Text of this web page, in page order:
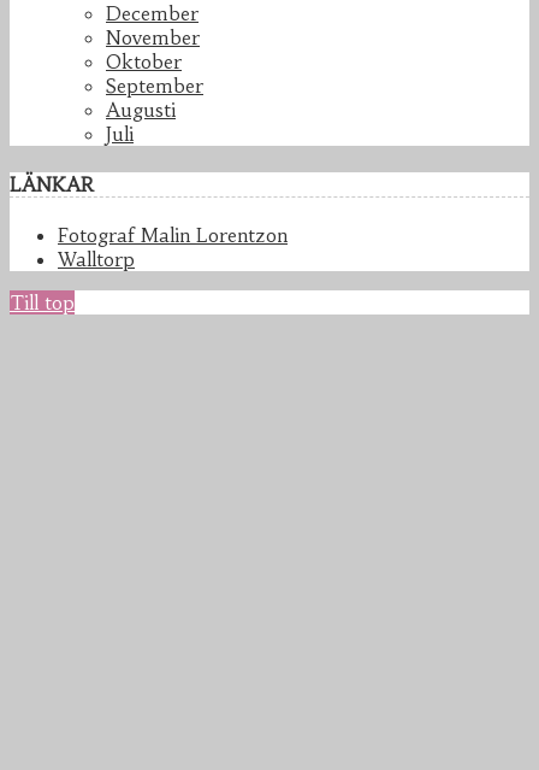
December
November
Oktober
September
Augusti
Juli
LÄNKAR
Fotograf Malin Lorentzon
Walltorp
Till top